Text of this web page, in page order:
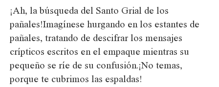
¡Ah, la búsqueda del Santo Grial de los
pañales!Imagínese hurgando en los estantes de
pañales, tratando de descifrar los mensajes
crípticos escritos en el empaque mientras su
pequeño se ríe de su confusión.¡No temas,
porque te cubrimos las espaldas!